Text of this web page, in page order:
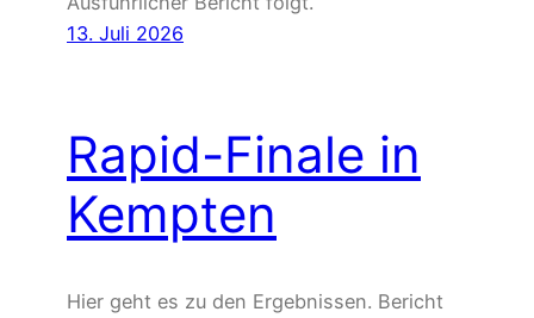
13. Juli 2026
Rapid-Finale in
Kempten
Hier geht es zu den Ergebnissen. Bericht